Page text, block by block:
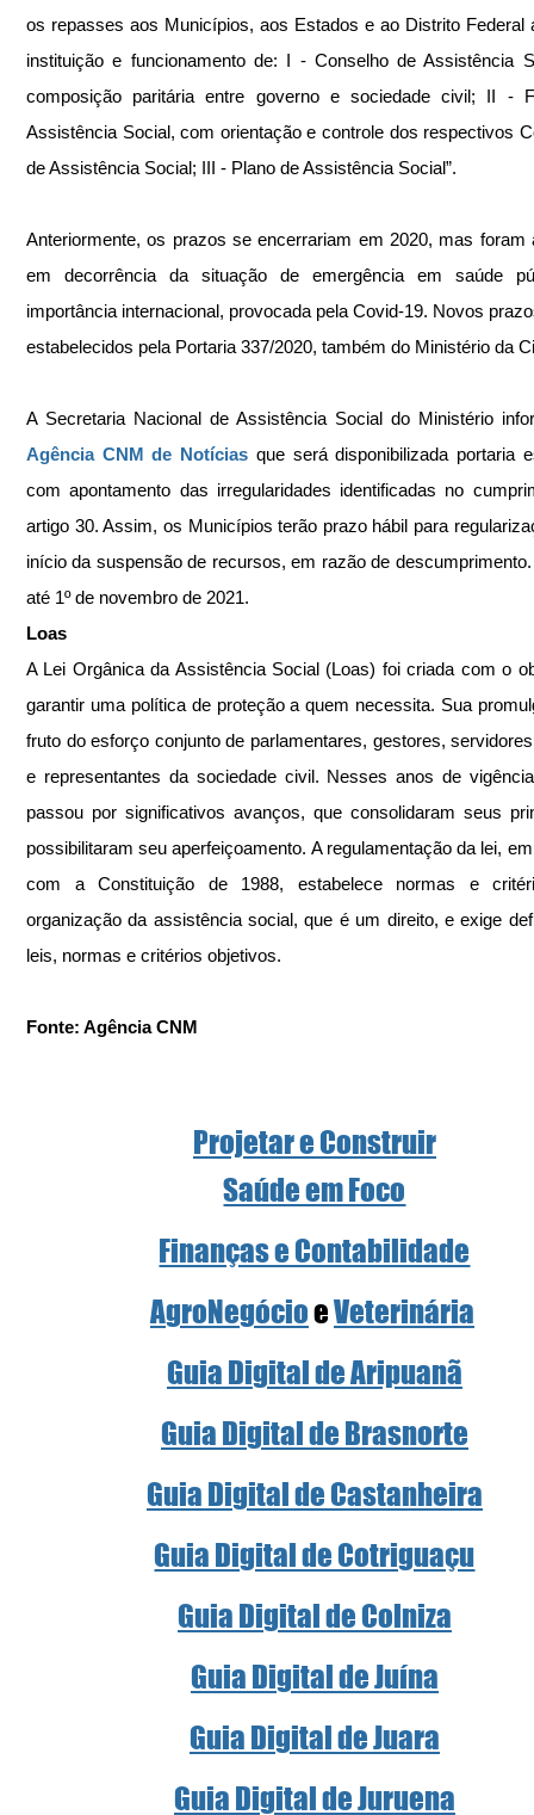
os repasses aos Municípios, aos Estados e ao Distrito Federal
instituição e funcionamento de: I - Conselho de Assistência
composição paritária entre governo e sociedade civil; II -
Assistência Social, com orientação e controle dos respectivos
de Assistência Social; III - Plano de Assistência Social”.
Anteriormente, os prazos se encerrariam em 2020, mas foram
em decorrência da situação de emergência em saúde
importância internacional, provocada pela Covid-19. Novos
estabelecidos pela Portaria 337/2020, também do Ministério da
Agência CNM de Notícias que será disponibilizada portaria
com apontamento das irregularidades identificadas no
artigo 30. Assim, os Municípios terão prazo hábil para
início da suspensão de recursos, em razão de
até 1º de novembro de 2021.
Loas
A Lei Orgânica da Assistência Social (Loas) foi criada com o
garantir uma política de proteção a quem necessita. Sua
fruto do esforço conjunto de parlamentares, gestores,
e representantes da sociedade civil. Nesses anos de
passou por significativos avanços, que consolidaram seus
possibilitaram seu aperfeiçoamento. A regulamentação da lei,
com a Constituição de 1988, estabelece normas e
organização da assistência social, que é um direito, e exige
leis, normas e critérios objetivos.
Fonte: Agência CNM
Projetar e Construir
Saúde em Foco
Finanças e Contabilidade
AgroNegócio e Veterinária
Guia Digital de Aripuanã
Guia Digital de Brasnorte
Guia Digital de Castanheira
Guia Digital de Cotriguaçu
Guia Digital de Colniza
Guia Digital de Juína
Guia Digital de Juara
Guia Digital de Juruena